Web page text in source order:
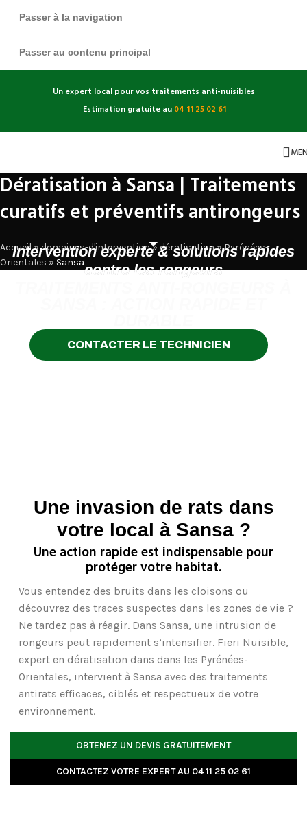
Passer à la navigation
Passer au contenu principal
Un expert local pour vos traitements anti-nuisibles
Estimation gratuite au 04 11 25 02 61
Dératisation à Sansa | Traitements
curatifs et préventifs antirongeurs
Accueil»domaines-d'intervention» dératisation»Pyrénées-
Orientales » Sansa
Intervention experte & solutions rapides
contre les rongeurs
CONTACTER LE TECHNICIEN
Une invasion de rats dans
votre local à Sansa ?
Une action rapide est indispensable pour
protéger votre habitat.
Vous entendez des bruits dans les cloisons ou
découvrez des traces suspectes dans les zones de vie ?
Ne tardez pas à réagir. Dans Sansa, une intrusion de
rongeurs peut rapidement s’intensifier. Fieri Nuisible,
expert en dératisation dans dans les Pyrénées-
Orientales, intervient à Sansa avec des traitements
antirats efficaces, ciblés et respectueux de votre
environnement.
OBTENEZ UN DEVIS GRATUITEMENT
CONTACTEZ VOTRE EXPERT AU 04 11 25 02 61